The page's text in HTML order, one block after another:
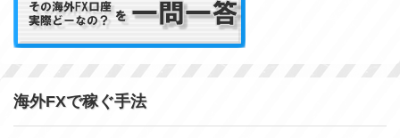
海外FXで稼ぐ手法